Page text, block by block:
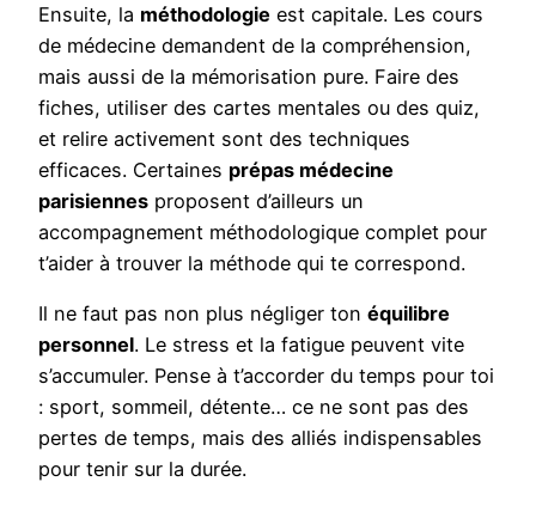
Ensuite, la méthodologie est capitale. Les cours
de médecine demandent de la compréhension,
mais aussi de la mémorisation pure. Faire des
fiches, utiliser des cartes mentales ou des quiz,
et relire activement sont des techniques
efficaces. Certaines prépas médecine
parisiennes proposent d’ailleurs un
accompagnement méthodologique complet pour
t’aider à trouver la méthode qui te correspond.
Il ne faut pas non plus négliger ton équilibre
personnel. Le stress et la fatigue peuvent vite
s’accumuler. Pense à t’accorder du temps pour toi
: sport, sommeil, détente… ce ne sont pas des
pertes de temps, mais des alliés indispensables
pour tenir sur la durée.